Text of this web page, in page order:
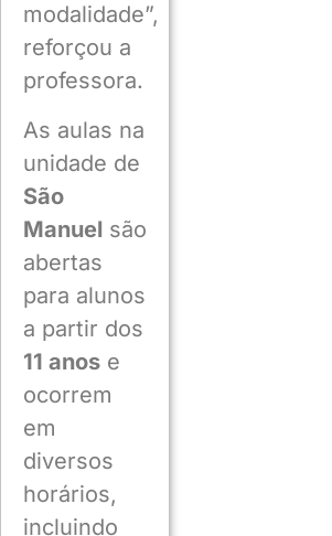
modalidade”,
reforçou a
professora.
As aulas na
unidade de
São
Manuel são
abertas
para alunos
a partir dos
11 anose
ocorrem
em
diversos
horários,
incluindo